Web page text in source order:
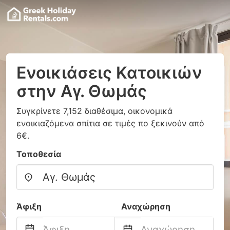
Ενοικιάσεις Κατοικιών
στην Αγ. Θωμάς
Συγκρίνετε 7,152 διαθέσιμα, οικονομικά
ενοικιαζόμενα σπίτια σε τιμές πο ξεκινούν από
6€.
Τοποθεσία
Άφιξη Αναχώρηση